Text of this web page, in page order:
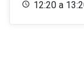
12:20 a